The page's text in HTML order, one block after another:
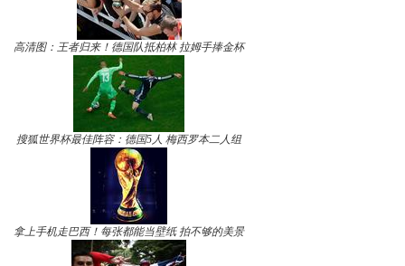
高清图：王者归来！德国队抵柏林 拉姆手捧金杯
搜狐世界杯最佳阵容：德国5人 梅西罗本二人组
拿上手机走巴西！每张都能当壁纸 拍不够的美景